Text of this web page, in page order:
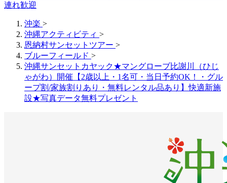
連れ歓迎
沖楽 >
沖縄アクティビティ >
恩納村サンセットツアー >
ブルーフィールド >
沖縄サンセットカヤック★マングローブ比謝川（ひじ
ゃがわ）開催【2歳以上・1名可・当日予約OK！・グル
ープ割/家族割りあり・無料レンタル品あり】快適新施
設★写真データ無料プレゼント